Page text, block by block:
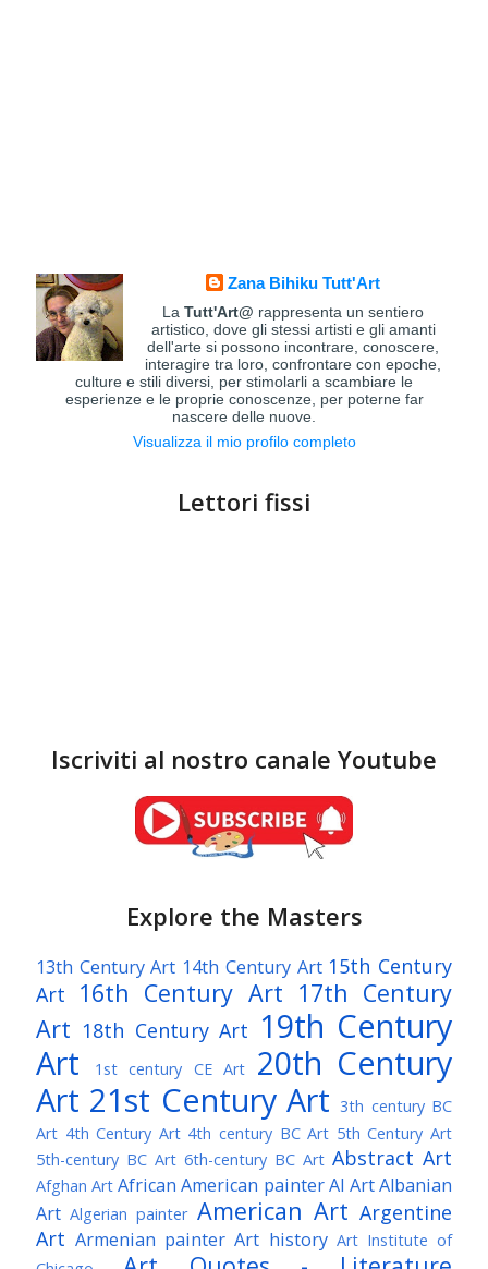
Zana Bihiku Tutt'Art
LaTutt'Art@ rappresenta un sentiero
artistico, dove gli stessi artisti e gli amanti
dell'arte si possono incontrare, conoscere,
interagire tra loro, confrontare con epoche,
culture e stili diversi, per stimolarli a scambiare le
esperienze e le proprie conoscenze, per poterne far
nascere delle nuove.
Visualizza il mio profilo completo
Lettori fissi
Iscriviti al nostro canale Youtube
Explore the Masters
13th Century Art 14th Century Art 15th Century
Art
16th Century Art 17th Century
Art 18th Century Art 19th Century
Art
1st century CE Art
20th Century
Art 21st Century Art 3th century BC
Art 4th Century Art 4th century BC Art 5th Century Art
5th-century BC Art 6th-century BC Art Abstract Art
Afghan Art African American painterAI ArtAlbanian
Art Algerian painter American Art Argentine
Art Armenian painter Art history Art Institute of